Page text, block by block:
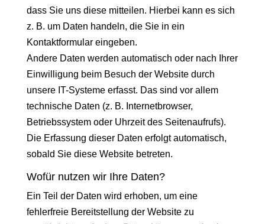
dass Sie uns diese mitteilen. Hierbei kann es sich
z. B. um Daten handeln, die Sie in ein
Kontaktformular eingeben.
Andere Daten werden automatisch oder nach Ihrer
Einwilligung beim Besuch der Website durch
unsere IT-Systeme erfasst. Das sind vor allem
technische Daten (z. B. Internetbrowser,
Betriebssystem oder Uhrzeit des Seitenaufrufs).
Die Erfassung dieser Daten erfolgt automatisch,
sobald Sie diese Website betreten.
Wofür nutzen wir Ihre Daten?
Ein Teil der Daten wird erhoben, um eine
fehlerfreie Bereitstellung der Website zu